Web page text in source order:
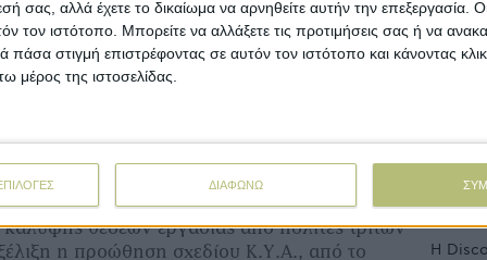
σας, αλλά έχετε το δικαίωμα να αρνηθείτε αυτήν την επεξεργασία.
τον ιστότοπο. Μπορείτε να αλλάξετε τις προτιμήσεις σας ή να
στιγμή επιστρέφοντας σε αυτόν τον ιστότοπο και κάνοντας
μέρος της ιστοσελίδας.
ΔΙΑΦΩΝΩ
η οποία καθορίζει τον ανώτατο
για εργασία πολιτών τρίτων χωρών για τα
τη χώρα, είναι ελάχιστος (6 εργάτες γης, 20
προϊόντων, κανένας εργάτης
αυτός επ’ ουδενί δεν καλύπτει τις ανάγκες
του νομού».
σημειώνει ότι «κατόπιν
τις αρμόδιες Υπηρεσίες των Περιφερειών,
θέσεων εργασίας από πολίτες τρίτων
η προώθηση σχεδίου Κ.Υ.Α., από το
Ροή
Στο
Η Ford
Η